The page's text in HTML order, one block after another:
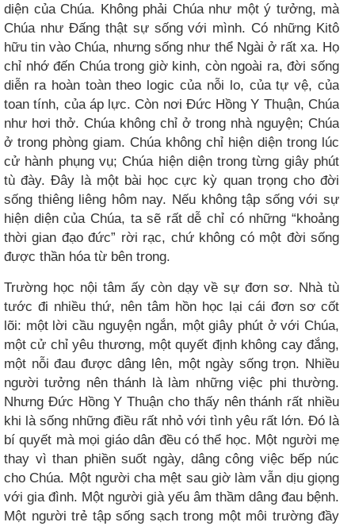
diện của Chúa. Không phải Chúa như một ý tưởng, mà
Chúa như Đấng thật sự sống với mình. Có những Kitô
hữu tin vào Chúa, nhưng sống như thể Ngài ở rất xa. Họ
chỉ nhớ đến Chúa trong giờ kinh, còn ngoài ra, đời sống
diễn ra hoàn toàn theo logic của nỗi lo, của tự vệ, của
toan tính, của áp lực. Còn nơi Đức Hồng Y Thuận, Chúa
như hơi thở. Chúa không chỉ ở trong nhà nguyện; Chúa
ở trong phòng giam. Chúa không chỉ hiện diện trong lúc
cử hành phụng vụ; Chúa hiện diện trong từng giây phút
tù đày. Đây là một bài học cực kỳ quan trọng cho đời
sống thiêng liêng hôm nay. Nếu không tập sống với sự
hiện diện của Chúa, ta sẽ rất dễ chỉ có những “khoảng
thời gian đạo đức” rời rạc, chứ không có một đời sống
được thần hóa từ bên trong.
Trường học nội tâm ấy còn dạy về sự đơn sơ. Nhà tù
tước đi nhiều thứ, nên tâm hồn học lại cái đơn sơ cốt
lõi: một lời cầu nguyện ngắn, một giây phút ở với Chúa,
một cử chỉ yêu thương, một quyết định không cay đắng,
một nỗi đau được dâng lên, một ngày sống trọn. Nhiều
người tưởng nên thánh là làm những việc phi thường.
Nhưng Đức Hồng Y Thuận cho thấy nên thánh rất nhiều
khi là sống những điều rất nhỏ với tình yêu rất lớn. Đó là
bí quyết mà mọi giáo dân đều có thể học. Một người mẹ
thay vì than phiền suốt ngày, dâng công việc bếp núc
cho Chúa. Một người cha mệt sau giờ làm vẫn dịu giọng
với gia đình. Một người già yếu âm thầm dâng đau bệnh.
Một người trẻ tập sống sạch trong một môi trường đầy